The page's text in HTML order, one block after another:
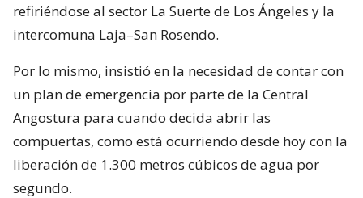
refiriéndose al sector La Suerte de Los Ángeles y la
intercomuna Laja–San Rosendo.
Por lo mismo, insistió en la necesidad de contar con
un plan de emergencia por parte de la Central
Angostura para cuando decida abrir las
compuertas, como está ocurriendo desde hoy con la
liberación de 1.300 metros cúbicos de agua por
segundo.